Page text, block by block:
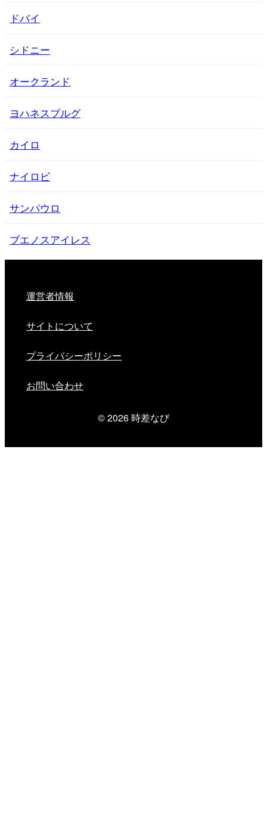
ドバイ
シドニー
オークランド
ヨハネスブルグ
カイロ
ナイロビ
サンパウロ
ブエノスアイレス
運営者情報
サイトについて
プライバシーポリシー
お問い合わせ
© 2026 時差なび